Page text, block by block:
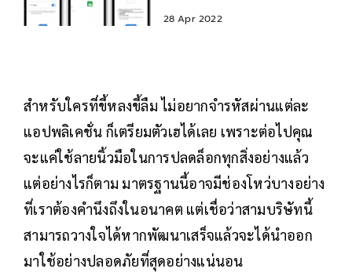
ง่ายขึ้น
28 Apr 2022
สำหรับใครที่ขี้หลงขี้ลืม ไม่อยากจำรหัสผ่านแต่ละ
แอปพลิเคชั่น ก็เตรียมตัวเฮได้เลย เพราะต่อไปคุณ
จะแค่ใช้ลายนิ้วมือในการปลดล็อกทุกสิ่งอย่างแล้ว
แต่อย่างไรก็ตาม มาตรฐานนี้อาจมีช่องโหว่บางอย่าง
ที่เราต้องคำนึงถึงในอนาคต แต่เชื่อว่าสามบริษัทนี้
สามารถวางใจได้หากพัฒนาเสร็จแล้วจะได้นำออก
มาใช้อย่างปลอดภัยที่สุดอย่างแน่นอน